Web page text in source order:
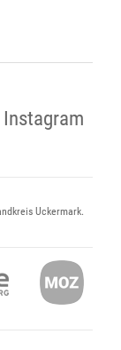
Instagram
Uckermark.